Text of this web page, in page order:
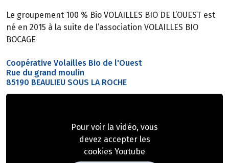
Le groupement 100 % Bio VOLAILLES BIO DE L’OUEST est
né en 2015 à la suite de l’association VOLAILLES BIO
BOCAGE
Coopérative Volailles Bio de l'Ouest
Rue du grand moulin
85190 BEAULIEU SOUS LA ROCHE
Pour voir la vidéo, vous
devez accepter les
cookies Youtube